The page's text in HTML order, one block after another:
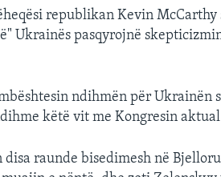
republikan Kevin
Ukrainës pasqyrojnë
ndihmën për Ukrainën
këtë vit me Kongresin
disa raunde bisedimesh në